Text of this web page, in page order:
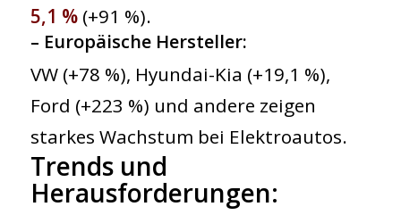
5,1 %(+91 %).
– Europäische Hersteller:
VW (+78 %), Hyundai-Kia (+19,1 %),
Ford (+223 %) und andere zeigen
starkes Wachstum bei Elektroautos.
Trends und
Herausforderungen: